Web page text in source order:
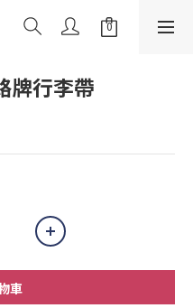
牌行李帶
車